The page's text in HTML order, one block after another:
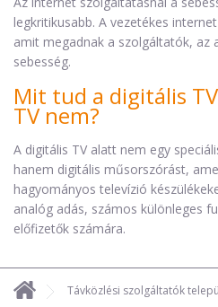
legkritikusabb. A vezetékes
amit megadnak a szolgáltatók, az
sebesség.
Mit tud a digitális
TV nem?
A digitális TV alatt nem egy
hanem digitális műsorszórást,
hagyományos televízió
analóg adás, számos különleges
előfizetők számára.
Távközlési szolgáltatók